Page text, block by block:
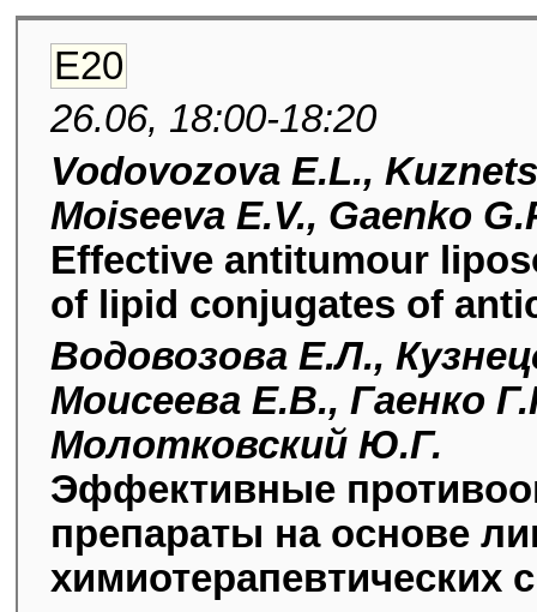
E20
26.06, 18:00-18:20
Vodovozova E.L.,
Moiseeva E.V., Gaenko
Effective antitumour
of lipid conjugates of
Водовозова Е.Л.,
Моисеева Е.В., Гаенко
Молотковский Ю.Г.
Эффективные
препараты на основе
химиотерапевтических